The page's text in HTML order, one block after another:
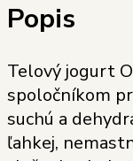
Popis
Telový jogurt
spoločníkom
suchú a
ľahkej,